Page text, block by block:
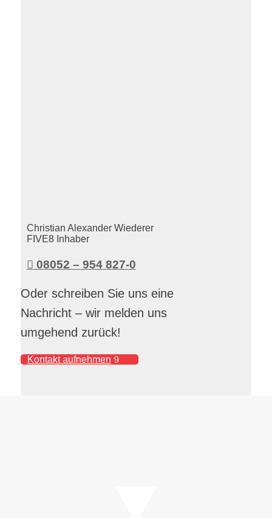
Christian Alexander Wiederer
FIVE8 Inhaber
 08052 – 954 827-0
Oder schreiben Sie uns eine
Nachricht – wir melden uns
umgehend zurück!
Kontakt aufnehmen